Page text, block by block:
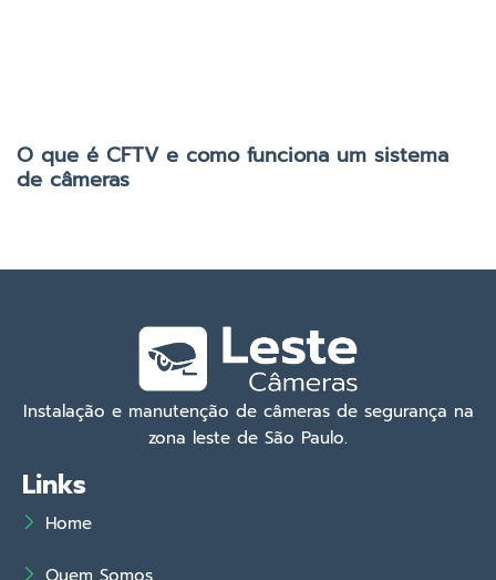
O que é CFTV e como funciona um sistema
de câmeras
Instalação e manutenção de câmeras de segurança na
zona leste de São Paulo.
Links
Home